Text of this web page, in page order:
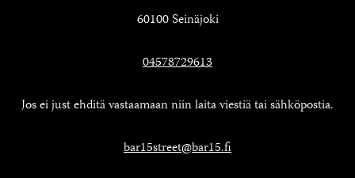
60100 Seinäjoki
04578729613
Jos ei just ehditä vastaamaan niin laita viestiä tai sähköpostia.
bar15street@bar15.fi